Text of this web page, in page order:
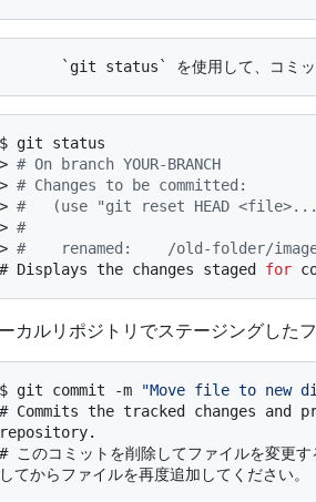
$ git status
> # On branch YOUR-BRANCH
> # Changes to be committed:
> #   (use "git reset HEAD
> #
> #    renamed:    /old-folder/
# Displays the changes staged for
カルリポジトリでステージングした
$ git commit -m
"Move file to new
# Commits the tracked changes and
repository.
# このコミットを削除してファイルを変更す
してからファイルを再度追加してください。